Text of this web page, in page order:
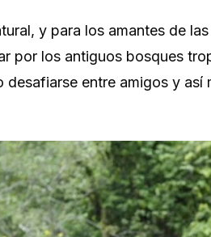
y para los amantes de
por los antiguos bosques
desafiarse entre amigos y